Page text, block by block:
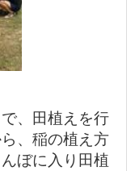
、田植えを行
、稲の植え方
ぼに入り田植